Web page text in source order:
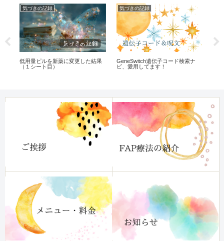
気づきの記録
低用量ピルを新薬に変更した結果
（１シート目）
気づきの記録
GeneSwitch遺伝子コード検索ナ
ビ、愛用してます！